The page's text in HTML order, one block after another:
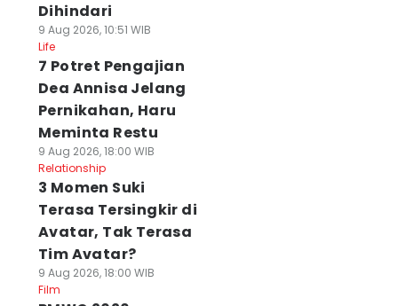
Dihindari
9 Aug 2026, 10:51 WIB
Life
7 Potret Pengajian
Dea Annisa Jelang
Pernikahan, Haru
Meminta Restu
9 Aug 2026, 18:00 WIB
Relationship
3 Momen Suki
Terasa Tersingkir di
Avatar, Tak Terasa
Tim Avatar?
9 Aug 2026, 18:00 WIB
Film